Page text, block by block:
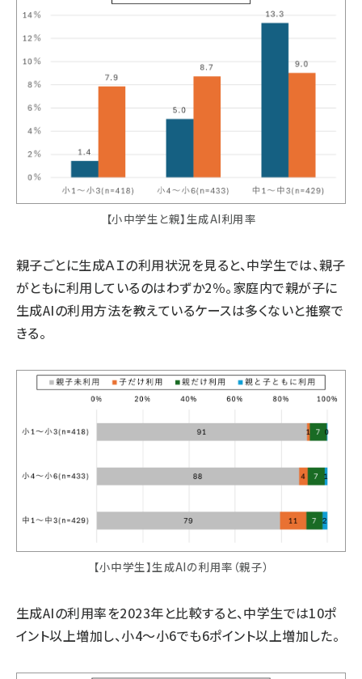
【小中学生と親】生成AI利用率
親子ごとに生成ＡＩの利用状況を見ると、中学生では、親子
がともに利用しているのはわずか2％。家庭内で親が子に
生成AIの利用方法を教えているケースは多くないと推察で
きる。
【小中学生】生成AIの利用率（親子）
生成AIの利用率を2023年と比較すると、中学生では10ポ
イント以上増加し、小4～小6でも6ポイント以上増加した。